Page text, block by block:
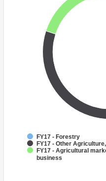
FY17 - Forestry
FY17 - Other
FY17 - Agricultural
business